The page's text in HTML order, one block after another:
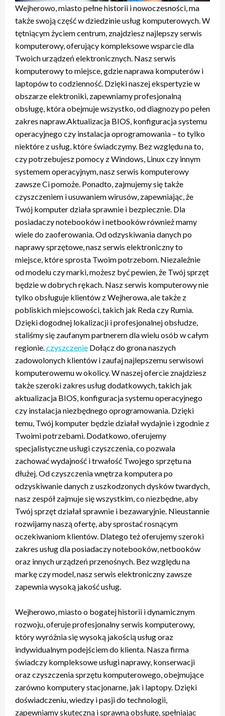
Wejherowo, miasto pełne historii i nowoczesności, ma
także swoją część w dziedzinie usług komputerowych. W
tętniącym życiem centrum, znajdziesz najlepszy serwis
komputerowy, oferujący kompleksowe wsparcie dla
Twoich urządzeń elektronicznych. Nasz serwis
komputerowy to miejsce, gdzie naprawa komputerów i
laptopów to codzienność. Dzięki naszej ekspertyzie w
obszarze elektroniki, zapewniamy profesjonalną
obsługę, która obejmuje wszystko, od diagnozy po pełen
zakres napraw.Aktualizacja BIOS, konfiguracja systemu
operacyjnego czy instalacja oprogramowania – to tylko
niektóre z usług, które świadczymy. Bez względu na to,
czy potrzebujesz pomocy z Windows, Linux czy innym
systemem operacyjnym, nasz serwis komputerowy
zawsze Ci pomoże. Ponadto, zajmujemy się także
czyszczeniem i usuwaniem wirusów, zapewniając, że
Twój komputer działa sprawnie i bezpiecznie. Dla
posiadaczy notebooków i netbooków również mamy
wiele do zaoferowania. Od odzyskiwania danych po
naprawy sprzętowe, nasz serwis elektroniczny to
miejsce, które sprosta Twoim potrzebom. Niezależnie
od modelu czy marki, możesz być pewien, że Twój sprzęt
będzie w dobrych rękach. Nasz serwis komputerowy nie
tylko obsługuje klientów z Wejherowa, ale także z
pobliskich miejscowości, takich jak Reda czy Rumia.
Dzięki dogodnej lokalizacji i profesjonalnej obsłudze,
staliśmy się zaufanym partnerem dla wielu osób w całym
regionie.czyszczenie Dołącz do grona naszych
zadowolonych klientów i zaufaj najlepszemu serwisowi
komputerowemu w okolicy. W naszej ofercie znajdziesz
także szeroki zakres usług dodatkowych, takich jak
aktualizacja BIOS, konfiguracja systemu operacyjnego
czy instalacja niezbędnego oprogramowania. Dzięki
temu, Twój komputer będzie działał wydajnie i zgodnie z
Twoimi potrzebami. Dodatkowo, oferujemy
specjalistyczne usługi czyszczenia, co pozwala
zachować wydajność i trwałość Twojego sprzętu na
dłużej. Od czyszczenia wnętrza komputera po
odzyskiwanie danych z uszkodzonych dysków twardych,
nasz zespół zajmuje się wszystkim, co niezbędne, aby
Twój sprzęt działał sprawnie i bezawaryjnie. Nieustannie
rozwijamy naszą ofertę, aby sprostać rosnącym
oczekiwaniom klientów. Dlatego też oferujemy szeroki
zakres usług dla posiadaczy notebooków, netbooków
oraz innych urządzeń przenośnych. Bez względu na
markę czy model, nasz serwis elektroniczny zawsze
zapewnia wysoką jakość usług.
Wejherowo, miasto o bogatej historii i dynamicznym
rozwoju, oferuje profesjonalny serwis komputerowy,
który wyróżnia się wysoką jakością usług oraz
indywidualnym podejściem do klienta. Nasza firma
świadczy kompleksowe usługi naprawy, konserwacji
oraz czyszczenia sprzętu komputerowego, obejmujące
zarówno komputery stacjonarne, jak i laptopy. Dzięki
doświadczeniu, wiedzy i pasji do technologii,
zapewniamy skuteczną i sprawną obsługę, spełniając